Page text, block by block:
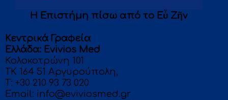
Η Επιστήμη πίσω από το Eὖ Ζῆν
Κεντρικά Γραφεία
Eλλάδα: Evivios Med
Κολοκοτρώνη 101
ΤΚ 164 51 Αργυρούπολη,
T: +30 210 93 73 020
Email: info@eviviosmed.gr